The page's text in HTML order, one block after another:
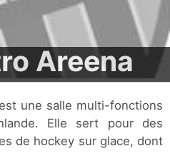
Areena
Elle sert pour des
de hockey sur glace, dont